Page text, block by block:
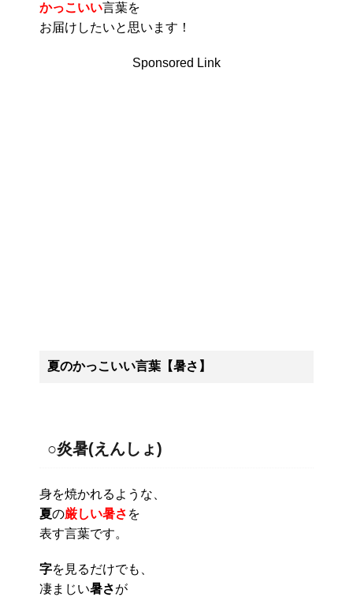
かっこいい言葉を
お届けしたいと思います！
Sponsored Link
夏のかっこいい言葉【暑さ】
○炎暑(えんしょ)
身を焼かれるような、
夏の厳しい暑さ を
表す言葉です。
字を見るだけでも、
凄まじい暑さが